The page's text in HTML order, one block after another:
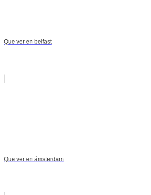
Que ver en belfast
Que ver en ámsterdam